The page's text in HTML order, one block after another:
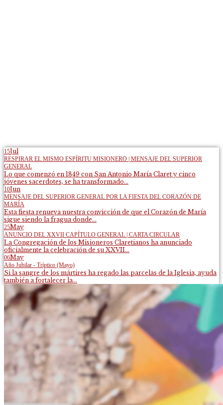
15Jul
RESPIRAR EL MISMO ESPÍRITU MISIONERO | MENSAJE DEL SUPERIOR
GENERAL
Lo que comenzó en 1849 con San Antonio María Claret y cinco
jóvenes sacerdotes, se ha transformado...
10Jun
MENSAJE DEL SUPERIOR GENERAL POR LA FIESTA DEL CORAZÓN DE
MARÍA
Esta fiesta renueva nuestra convicción de que el Corazón de María
sigue siendo la fragua donde...
25May
ANUNCIO DEL XXVII CAPÍTULO GENERAL | CARTA CIRCULAR
La Congregación de los Misioneros Claretianos ha anunciado
oficialmente la celebración de su XXVII...
06May
Año Jubilar - Tríptico (Mayo)
Si la sangre de los mártires ha regado las parcelas de la Iglesia, ayuda
también a fortalecer la...